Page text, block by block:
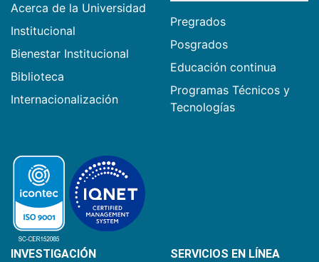
Acerca de la Universidad
Institucional
Bienestar Institucional
Biblioteca
Internacionalización
Pregrados
Posgrados
Educación continua
Programas Técnicos y
Tecnologías
INVESTIGACIÓN SERVICIOS EN LÍNEA